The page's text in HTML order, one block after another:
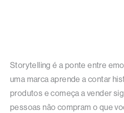
Storytelling é a ponte entre
uma marca aprende a contar
produtos e começa a vender
pessoas não compram o que